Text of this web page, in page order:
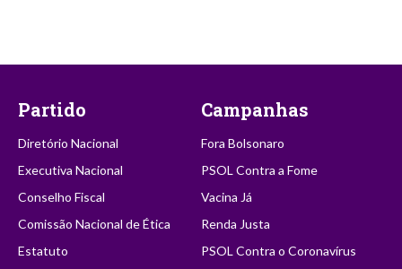
Partido
Diretório Nacional
Executiva Nacional
Conselho Fiscal
Comissão Nacional de Ética
Estatuto
Campanhas
Fora Bolsonaro
PSOL Contra a Fome
Vacina Já
Renda Justa
PSOL Contra o Coronavírus